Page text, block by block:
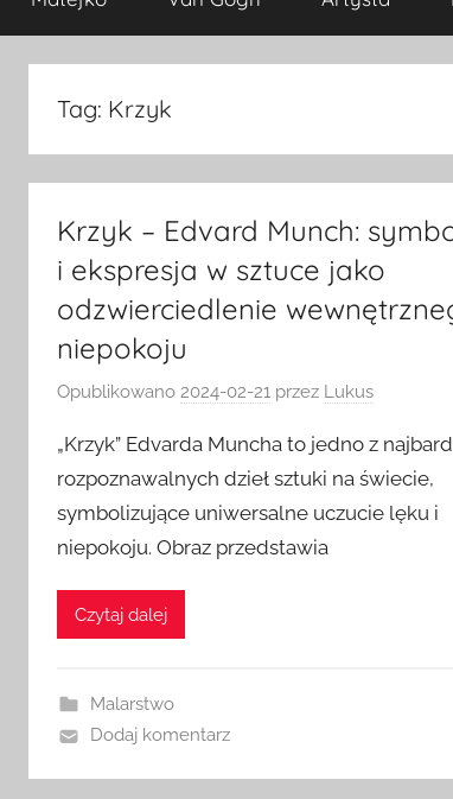
Tag: Krzyk
Krzyk – Edvard Munch:
i ekspresja w sztuce jako
odzwierciedlenie
niepokoju
Opublikowano 2024-02-21 przez Lukus
„Krzyk” Edvarda Muncha to jedno z
rozpoznawalnych dzieł sztuki na świecie,
symbolizujące uniwersalne uczucie lęku i
niepokoju. Obraz przedstawia
Czytaj dalej
Malarstwo
Dodaj komentarz